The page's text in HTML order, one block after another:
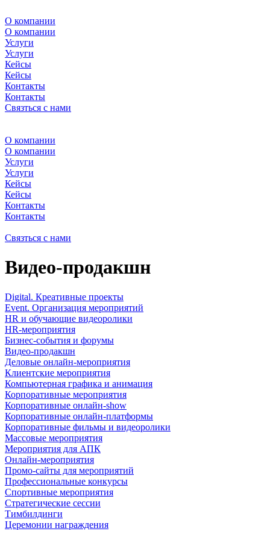
О компании
О компании
Услуги
Услуги
Кейсы
Кейсы
Контакты
Контакты
Связться с нами
О компании
О компании
Услуги
Услуги
Кейсы
Кейсы
Контакты
Контакты
Связться с нами
Видео-продакшн
Digital. Креативные проекты
Event. Организация мероприятий
HR и обучающие видеоролики
HR-мероприятия
Бизнес-события и форумы
Видео-продакшн
Деловые онлайн-мероприятия
Клиентские мероприятия
Компьютерная графика и анимация
Корпоративные мероприятия
Корпоративные онлайн-show
Корпоративные онлайн-платформы
Корпоративные фильмы и видеоролики
Массовые мероприятия
Мероприятия для АПК
Онлайн-мероприятия
Промо-сайты для мероприятий
Профессиональные конкурсы
Спортивные мероприятия
Стратегические сессии
Тимбилдинги
Церемонии награждения